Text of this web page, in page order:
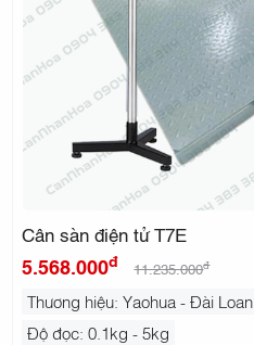
Cân sàn điện tử T7E
5.568.000đ 11.235.000đ
Thương hiệu: Yaohua - Đài Loan
Độ đọc: 0.1kg - 5kg